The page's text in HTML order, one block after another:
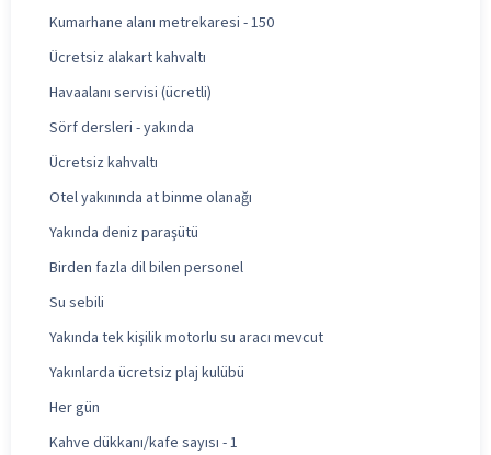
Kumarhane alanı metrekaresi - 150
Ücretsiz alakart kahvaltı
Havaalanı servisi (ücretli)
Sörf dersleri - yakında
Ücretsiz kahvaltı
Otel yakınında at binme olanağı
Yakında deniz paraşütü
Birden fazla dil bilen personel
Su sebili
Yakında tek kişilik motorlu su aracı mevcut
Yakınlarda ücretsiz plaj kulübü
Her gün
Kahve dükkanı/kafe sayısı - 1